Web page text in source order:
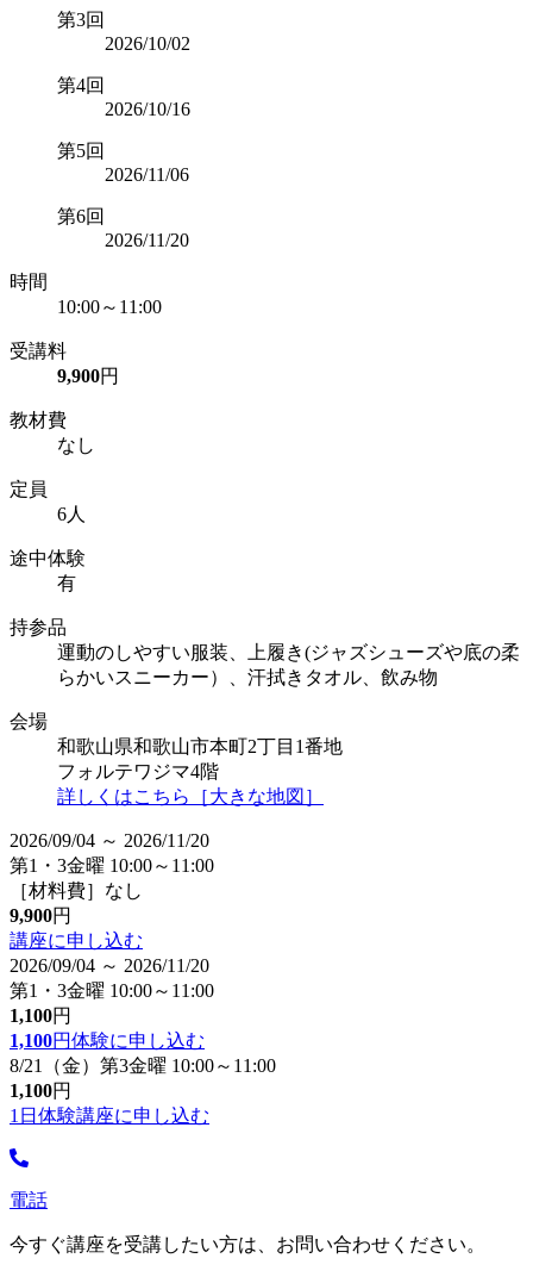
第3回
2026/10/02
第4回
2026/10/16
第5回
2026/11/06
第6回
2026/11/20
時間
10:00～11:00
受講料
9,900円
教材費
なし
定員
6人
途中体験
有
持参品
運動のしやすい服装、上履き(ジャズシューズや底の柔
らかいスニーカー）、汗拭きタオル、飲み物
会場
和歌山県和歌山市本町2丁目1番地
フォルテワジマ4階
詳しくはこちら［大きな地図］
2026/09/04 ～ 2026/11/20
第1・3金曜 10:00～11:00
［材料費］なし
9,900円
講座に申し込む
2026/09/04 ～ 2026/11/20
第1・3金曜 10:00～11:00
1,100円
1,100円体験に申し込む
8/21（金）第3金曜 10:00～11:00
1,100円
1日体験講座に申し込む
電話
今すぐ講座を受講したい方は、お問い合わせください。